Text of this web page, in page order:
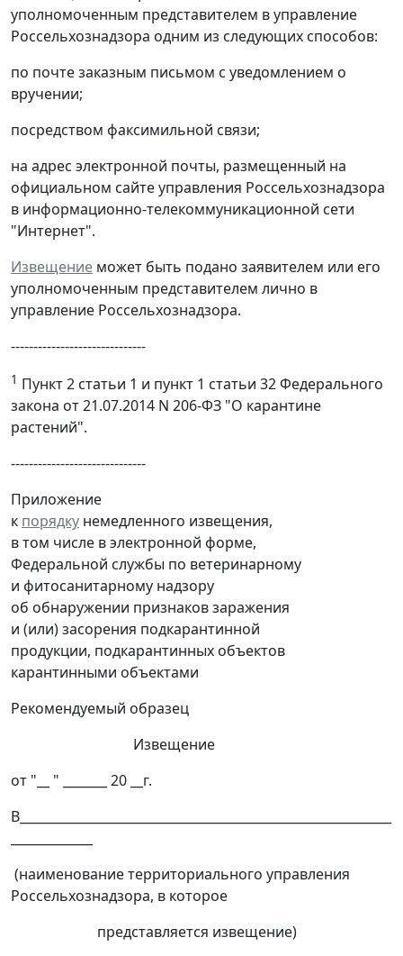
уполномоченным представителем в управление
Россельхознадзора одним из следующих способов:
по почте заказным письмом с уведомлением о
вручении;
посредством факсимильной связи;
на адрес электронной почты, размещенный на
официальном сайте управления Россельхознадзора
в информационно-телекоммуникационной сети
"Интернет".
Извещение может быть подано заявителем или его
уполномоченным представителем лично в
управление Россельхознадзора.
------------------------------
1 Пункт 2 статьи 1 и пункт 1 статьи 32 Федерального
закона от 21.07.2014 N 206-ФЗ "О карантине
растений".
------------------------------
Приложение
к порядку немедленного извещения,
в том числе в электронной форме,
Федеральной службы по ветеринарному
и фитосанитарному надзору
об обнаружении признаков заражения
и (или) засорения подкарантинной
продукции, подкарантинных объектов
карантинными объектами
Рекомендуемый образец
Извещение
от "__ " _______ 20 __г.
В___________________________________________________________
(наименование территориального управления
Россельхознадзора, в которое
представляется извещение)